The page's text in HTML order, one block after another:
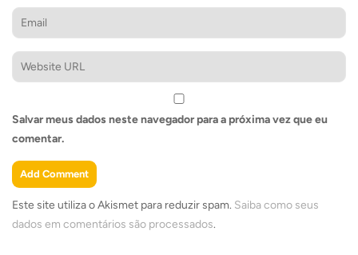
Salvar meus dados neste navegador para a próxima vez que eu
comentar.
Este site utiliza o Akismet para reduzir spam. Saiba como seus
dados em comentários são processados.